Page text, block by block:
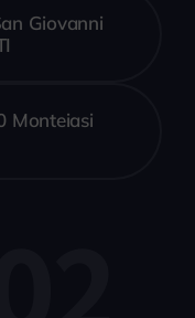
Giovanni
Monteiasi